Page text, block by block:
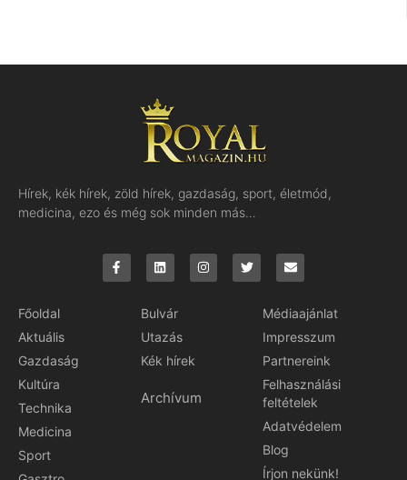
Hírek, kék hírek, zöld hírek, gazdaság, sport, életmód,
medicina, ezo és még sok minden más…
Főoldal
Aktuális
Gazdaság
Kultúra
Technika
Medicina
Sport
Bulvár
Utazás
Kék hírek
Archívum
Médiaajánlat
Impresszum
Partnereink
Felhasználási
feltételek
Adatvédelem
Blog
Írjon nekünk!